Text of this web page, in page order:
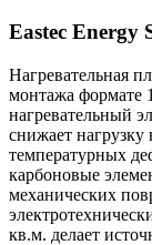
Eastec Energy
Нагревательная
монтажа формате
нагревательный
снижает
температурных
карбоновые
механических
кв.м. делает